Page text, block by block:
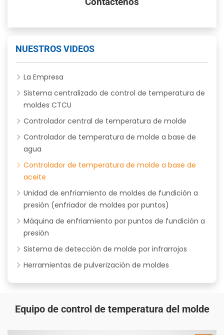
NUESTROS VIDEOS
La Empresa
Sistema centralizado de control de temperatura de
moldes CTCU
Controlador central de temperatura de molde
Controlador de temperatura de molde a base de
agua
Controlador de temperatura de molde a base de
aceite
Unidad de enfriamiento de moldes de fundición a
presión (enfriador de moldes por puntos)
Máquina de enfriamiento por puntos de fundición a
presión
Sistema de detección de molde por infrarrojos
Herramientas de pulverización de moldes
Equipo de control de temperatura del molde